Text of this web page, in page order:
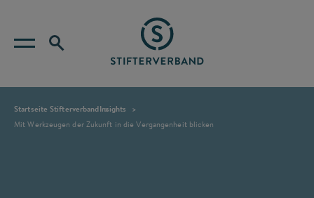
Startseite StifterverbandInsights
Mit Werkzeugen der Zukunft in die Vergangenheit blicken